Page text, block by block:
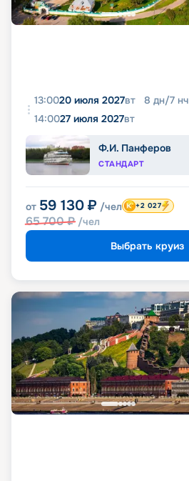
13:0020 июля 2027вт 8 дн/7 нч
14:0027 июля 2027вт
Ф.И. Панферов
СТАНДАРТ
от 59 130 ₽ /чел
65 700₽ /чел
+2 027
Выбрать круиз